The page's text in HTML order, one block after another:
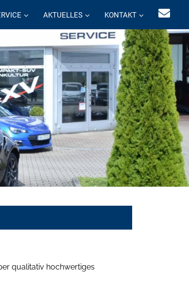
AKTUELLES KONTAKT
qualitativ hochwertiges